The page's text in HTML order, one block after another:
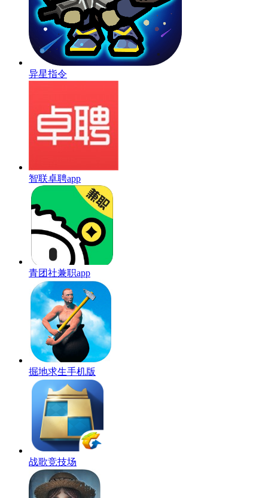
异星指令
智联卓聘app
青团社兼职app
掘地求生手机版
战歌竞技场